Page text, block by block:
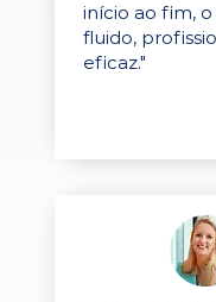
início ao fim,
fluido,
eficaz."